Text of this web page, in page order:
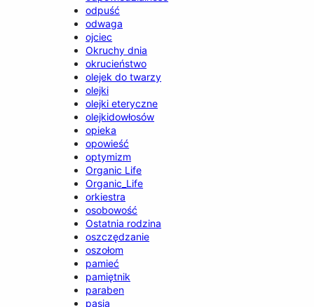
odpuść
odwaga
ojciec
Okruchy dnia
okrucieństwo
olejek do twarzy
olejki
olejki eteryczne
olejkidowłosów
opieka
opowieść
optymizm
Organic Life
Organic_Life
orkiestra
osobowość
Ostatnia rodzina
oszczędzanie
oszołom
pamieć
pamiętnik
paraben
pasja